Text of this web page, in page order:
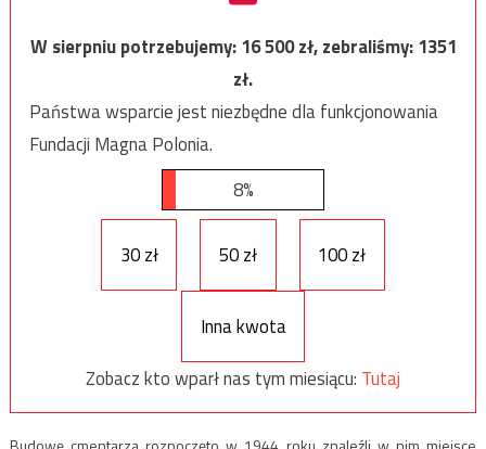
W sierpniu potrzebujemy:16 500zł, zebraliśmy:1351
zł.
Państwa wsparcie jest niezbędne dla funkcjonowania
Fundacji Magna Polonia.
8%
30 zł 50 zł 100 zł
Inna kwota
Zobacz kto wparł nas tym miesiącu: Tutaj